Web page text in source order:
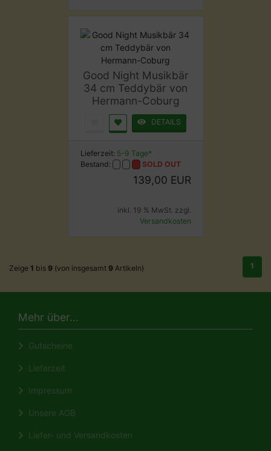
Good Night Musikbär
34 cm Teddybär von
Hermann-Coburg
DETAILS
Lieferzeit: 5-9 Tage*
Bestand:
SOLD OUT
139,00 EUR
inkl. 19 % MwSt. zzgl.
Versandkosten
Zeige 1 bis 9 (von insgesamt 9 Artikeln) 1
Mehr über...
Gutscheine
Lieferzeit
Impressum
Unsere AGB
Liefer- und Versandkosten